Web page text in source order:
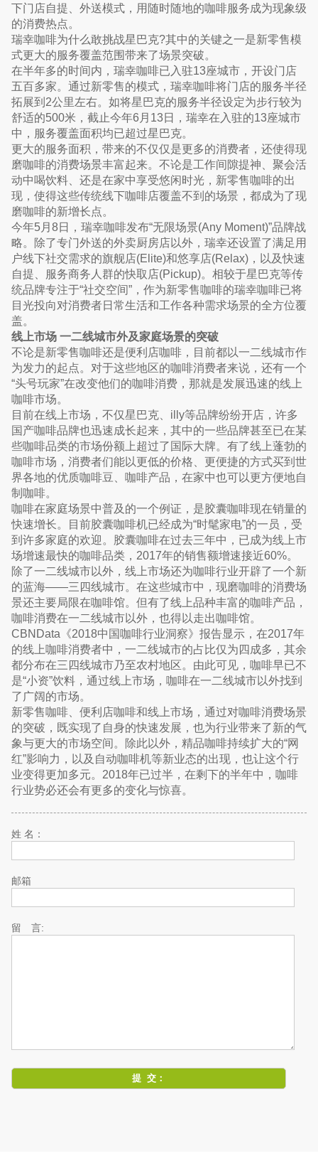
下门店自提、外送模式，用随时随地的咖啡服务成为现象级
的消费热点。
瑞幸咖啡为什么敢挑战星巴克?其中的关键之一是新零售模
式更大的服务覆盖范围带来了场景突破。
在半年多的时间内，瑞幸咖啡已入驻13座城市，开设门店
五百多家。通过新零售的模式，瑞幸咖啡将门店的服务半径
拓展到2公里左右。如将星巴克的服务半径设定为步行较为
舒适的500米，截止今年6月13日，瑞幸在入驻的13座城市
中，服务覆盖面积均已超过星巴克。
更大的服务面积，带来的不仅仅是更多的消费者，还使得现
磨咖啡的消费场景丰富起来。不论是工作间隙提神、聚会活
动中喝饮料、还是在家中享受悠闲时光，新零售咖啡的出
现，使得这些传统线下咖啡店覆盖不到的场景，都成为了现
磨咖啡的新增长点。
今年5月8日，瑞幸咖啡发布“无限场景(Any Moment)”品牌战
略。除了专门外送的外卖厨房店以外，瑞幸还设置了满足用
户线下社交需求的旗舰店(Elite)和悠享店(Relax)，以及快速
自提、服务商务人群的快取店(Pickup)。相较于星巴克等传
统品牌专注于“社交空间”，作为新零售咖啡的瑞幸咖啡已将
目光投向对消费者日常生活和工作各种需求场景的全方位覆
盖。
线上市场 一二线城市外及家庭场景的突破
不论是新零售咖啡还是便利店咖啡，目前都以一二线城市作
为发力的起点。对于这些地区的咖啡消费者来说，还有一个
“头号玩家”在改变他们的咖啡消费，那就是发展迅速的线上
咖啡市场。
目前在线上市场，不仅星巴克、illy等品牌纷纷开店，许多
国产咖啡品牌也迅速成长起来，其中的一些品牌甚至已在某
些咖啡品类的市场份额上超过了国际大牌。有了线上蓬勃的
咖啡市场，消费者们能以更低的价格、更便捷的方式买到世
界各地的优质咖啡豆、咖啡产品，在家中也可以更方便地自
制咖啡。
咖啡在家庭场景中普及的一个例证，是胶囊咖啡现在销量的
快速增长。目前胶囊咖啡机已经成为“时髦家电”的一员，受
到许多家庭的欢迎。胶囊咖啡在过去三年中，已成为线上市
场增速最快的咖啡品类，2017年的销售额增速接近60%。
除了一二线城市以外，线上市场还为咖啡行业开辟了一个新
的蓝海——三四线城市。在这些城市中，现磨咖啡的消费场
景还主要局限在咖啡馆。但有了线上品种丰富的咖啡产品，
咖啡消费在一二线城市以外，也得以走出咖啡馆。
CBNData《2018中国咖啡行业洞察》报告显示，在2017年
的线上咖啡消费者中，一二线城市的占比仅为四成多，其余
都分布在三四线城市乃至农村地区。由此可见，咖啡早已不
是“小资”饮料，通过线上市场，咖啡在一二线城市以外找到
了广阔的市场。
新零售咖啡、便利店咖啡和线上市场，通过对咖啡消费场景
的突破，既实现了自身的快速发展，也为行业带来了新的气
象与更大的市场空间。除此以外，精品咖啡持续扩大的“网
红”影响力，以及自动咖啡机等新业态的出现，也让这个行
业变得更加多元。2018年已过半，在剩下的半年中，咖啡
行业势必还会有更多的变化与惊喜。
姓 名：
邮箱
留 言: